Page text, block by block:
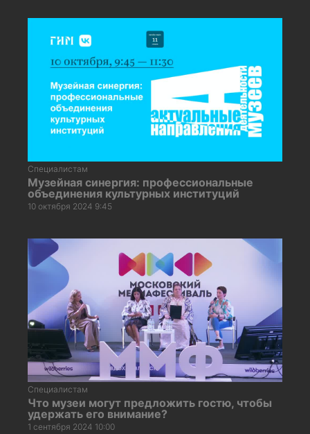
Специалистам
Музейная синергия: профессиональные
объединения культурных институций
10 октября 2024 9:45
Специалистам
Что музеи могут предложить гостю, чтобы
удержать его внимание?
1 сентября 2024 10:00